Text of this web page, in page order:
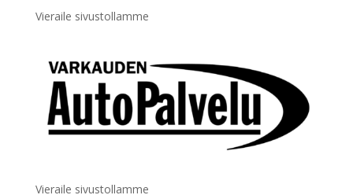
Vieraile sivustollamme
Vieraile sivustollamme